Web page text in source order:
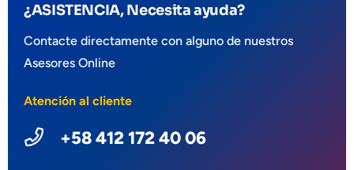
¿ASISTENCIA, Necesita ayuda?
Contacte directamente con alguno de nuestros
Asesores Online
Atención al cliente
+58 412 172 40 06